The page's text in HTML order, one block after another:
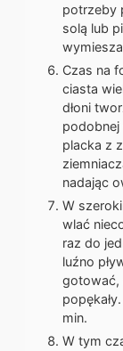
potrzeby
solą lub
Czas na
ciasta
dłoni
podobnej
placka z
nadając
W
wlać
raz do
luźno
gotować,
min.
W tym